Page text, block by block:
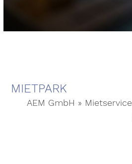
MIETPARK
AEM GmbH » Mietservice